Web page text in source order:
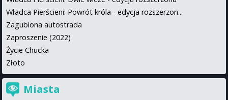
Władca Pierścieni: Powrót króla - edycja rozszerzon...
Zagubiona autostrada
Zaproszenie (2022)
Życie Chucka
Złoto
Miasta